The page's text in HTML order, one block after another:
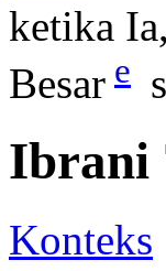
ketika
Besar e
Ibrani
Konteks